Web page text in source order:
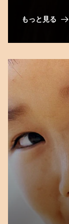
もっと見る